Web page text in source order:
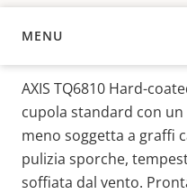
MENU
PANORAMICA
AXIS TQ6810 Hard-
cupola standard con
meno soggetta a graffi
pulizia sporche,
soffiata dal vento.